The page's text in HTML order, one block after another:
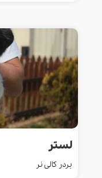
لستر
بردر کالی نر